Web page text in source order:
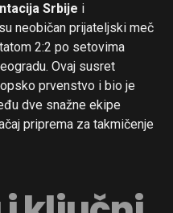
Srbije i
neobičan prijateljski meč
2:2 po setovima
Ovaj susret
prvenstvo i bio je
dve snažne ekipe
priprema za takmičenje